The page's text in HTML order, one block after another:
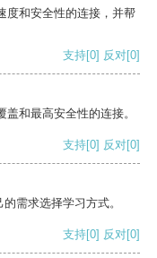
度和安全性的连接，并帮
支持[0] 反对[0]
和最高安全性的连接。
支持[0] 反对[0]
需求选择学习方式。
支持[0] 反对[0]